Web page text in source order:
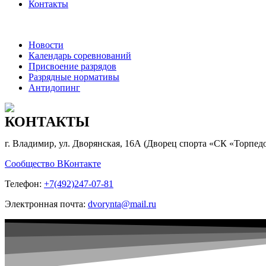
Контакты
Новости
Календарь соревнований
Присвоение разрядов
Разрядные нормативы
Антидопинг
КОНТАКТЫ
г. Владимир, ул. Дворянская, 16А (Дворец спорта «СК
Сообщество ВКонтакте
Телефон: +7(492)247-07-81
Электронная почта: dvorynta@mail.ru